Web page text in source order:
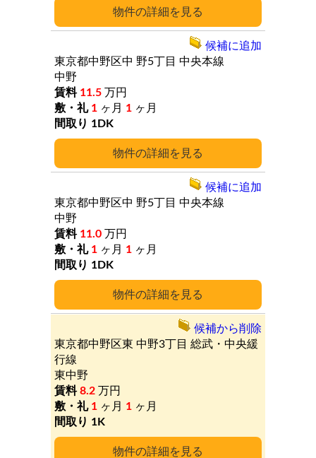
詳細
詳細
東京都中野区中 野5丁目 中央本線
中野
11.5 万円
1 ヶ月 1 ヶ月
1DK
候補に追加
詳細
東京都中野区中 野5丁目 中央本線
中野
11.0 万円
1 ヶ月 1 ヶ月
1DK
候補に追加
詳細
東京都中野区東 中野3丁目 総武・中央緩
行線
東中野
8.2 万円
1 ヶ月 1 ヶ月
1K
候補から削除